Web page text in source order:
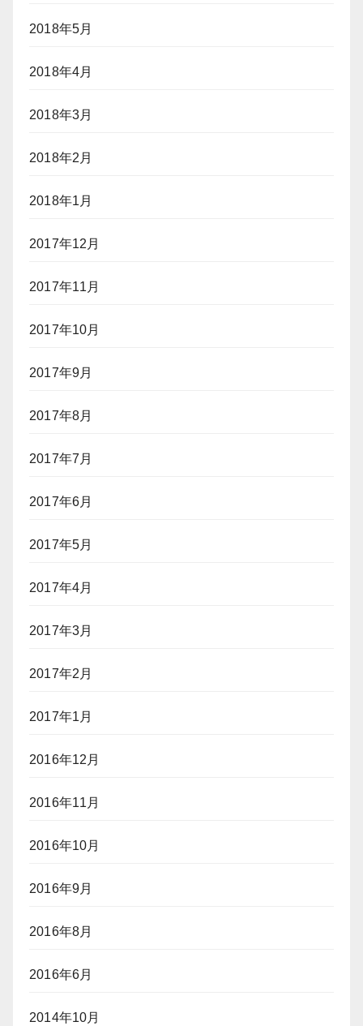
2018年5月
2018年4月
2018年3月
2018年2月
2018年1月
2017年12月
2017年11月
2017年10月
2017年9月
2017年8月
2017年7月
2017年6月
2017年5月
2017年4月
2017年3月
2017年2月
2017年1月
2016年12月
2016年11月
2016年10月
2016年9月
2016年8月
2016年6月
2014年10月